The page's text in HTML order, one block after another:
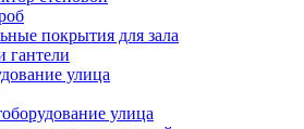
покрытия для зала
гантели
улица
улица